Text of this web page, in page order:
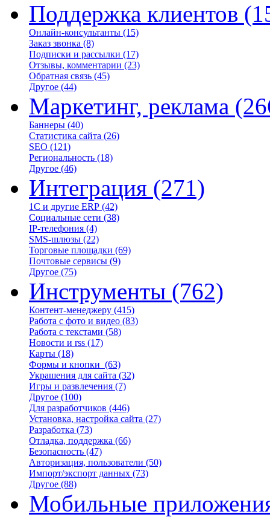
Поддержка клиентов
Онлайн-консультанты (15)
Заказ звонка (8)
Подписки и рассылки (17)
Отзывы, комментарии (23)
Обратная связь (45)
Другое (44)
Маркетинг, реклама
Баннеры (40)
Статистика сайта (26)
SEO (121)
Региональность (18)
Другое (46)
Интеграция (271)
1С и другие ERP (42)
Социальные сети (38)
IP-телефония (4)
SMS-шлюзы (22)
Торговые площадки (69)
Почтовые сервисы (9)
Другое (75)
Инструменты (762)
Контент-менеджеру (415)
Работа с фото и видео (83)
Работа с текстами (58)
Новости и rss (17)
Карты (18)
Формы и кнопки (63)
Украшения для сайта (32)
Игры и развлечения (7)
Другое (100)
Для разработчиков (446)
Установка, настройка сайта (27)
Разработка (73)
Отладка, поддержка (66)
Безопасность (47)
Авторизация, пользователи (50)
Импорт/экспорт данных (73)
Другое (88)
Мобильные